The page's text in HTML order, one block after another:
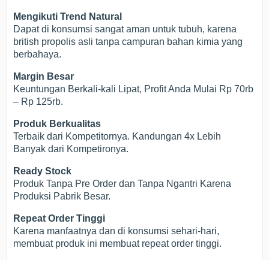
Mengikuti Trend Natural
Dapat di konsumsi sangat aman untuk tubuh, karena
british propolis asli tanpa campuran bahan kimia yang
berbahaya.
Margin Besar
Keuntungan Berkali-kali Lipat, Profit Anda Mulai Rp 70rb
– Rp 125rb.
Produk Berkualitas
Terbaik dari Kompetitornya. Kandungan 4x Lebih
Banyak dari Kompetironya.
Ready Stock
Produk Tanpa Pre Order dan Tanpa Ngantri Karena
Produksi Pabrik Besar.
Repeat Order Tinggi
Karena manfaatnya dan di konsumsi sehari-hari,
membuat produk ini membuat repeat order tinggi.